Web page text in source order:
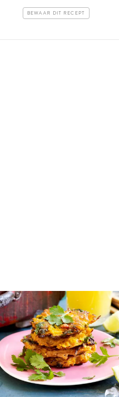
BEWAAR DIT RECEPT